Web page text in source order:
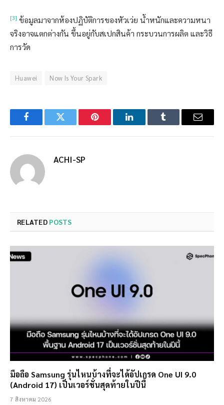
[3] ข้อมูลมาจากห้องปฏิบัติการของหัวเว่ย น้ำหนักและความหนา
จริงอาจแตกต่างกัน ขึ้นอยู่กับสเปกสินค้า กระบวนการผลิต และวิธี
การวัด
Huawei Now Is Your Spark
FacebookTwitter Pinterest LinkedInTumblr Email
ACHI-SP
RELATED POSTS
มือถือ Samsung รุ่นไหนบ้างที่จะได้อัปเกรด One UI 9.0
(Android 17) เป็นเวอร์ชั่นสุดท้ายในปีนี้
7 สิงหาคม 2026